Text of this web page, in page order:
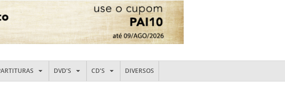
DVD'S CD'S DIVERSOS